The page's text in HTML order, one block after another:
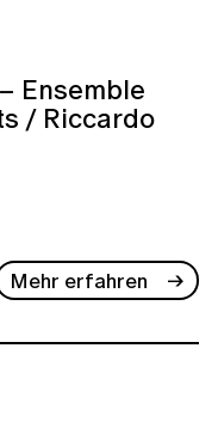
Ensemble
/ Riccardo
Mehr erfahren